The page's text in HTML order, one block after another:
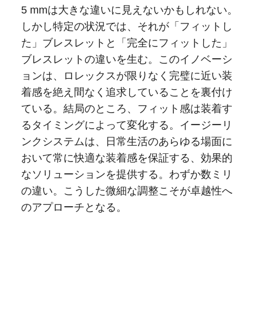
5 mmは大きな違いに見えないかもしれない。
しかし特定の状況では、それが「フィットし
た」ブレスレットと「完全にフィットした」
ブレスレットの違いを生む。このイノベーシ
ョンは、ロレックスが限りなく完璧に近い装
着感を絶え間なく追求していることを裏付け
ている。結局のところ、フィット感は装着す
るタイミングによって変化する。イージーリ
ンクシステムは、日常生活のあらゆる場面に
おいて常に快適な装着感を保証する、効果的
なソリューションを提供する。わずか数ミリ
の違い。こうした微細な調整こそが卓越性へ
のアプローチとなる。